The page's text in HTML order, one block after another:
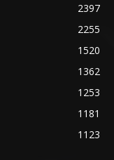
2397
2255
1520
1362
1253
1181
1123